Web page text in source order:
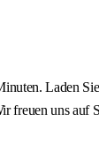
Laden
freuen uns auf